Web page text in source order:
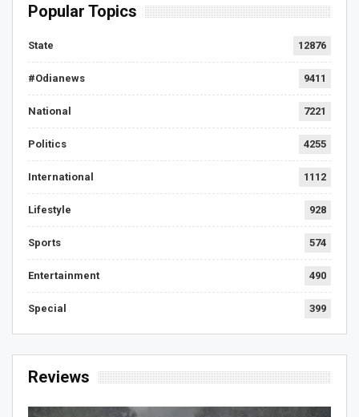
Popular Topics
State 12876
#Odianews 9411
National 7221
Politics 4255
International 1112
Lifestyle 928
Sports 574
Entertainment 490
Special 399
Reviews